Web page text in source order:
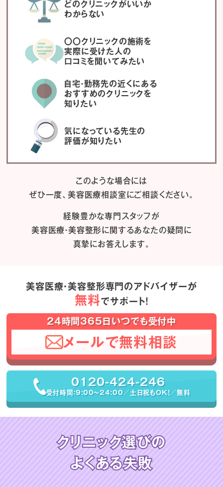
どのクリニックがいいか
わからない
〇〇クリニックの施術を
実際に受けた人の
口コミを聞いてみたい
自宅・勤務先の近くにある
おすすめのクリニックを
知りたい
気になっている先生の
評価が知りたい
このような場合には
ぜひ一度、美容医療相談室にご相談ください。
経験豊かな専門スタッフが
美容医療・美容整形に関するあなたの疑問に
真摯にお答えします。
美容医療・美容整形専門のアドバイザーが
無料でサポート！
24時間365日いつでも受付中
メールで無料相談
0120-424-246
受付時間：9:00〜24:00／土日祝もOK！／無料
クリニック選びの
よくある失敗